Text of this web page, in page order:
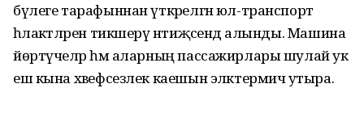
бүлеге тарафыннан үткәрелгән юл-транспорт
һәлакәтләрен тикшерү нәтиҗәсендә алынды. Машина
йөртүчеләр һәм аларның пассажирлары шулай ук
еш кына хәвефсезлек каешын эләктермичә утыра.